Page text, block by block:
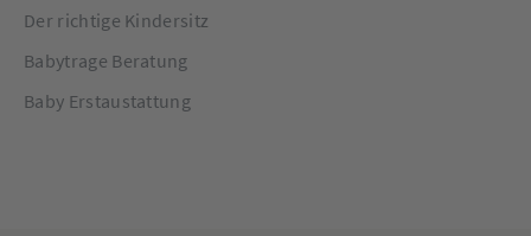
Der richtige Kindersitz
Babytrage Beratung
Baby Erstaustattung